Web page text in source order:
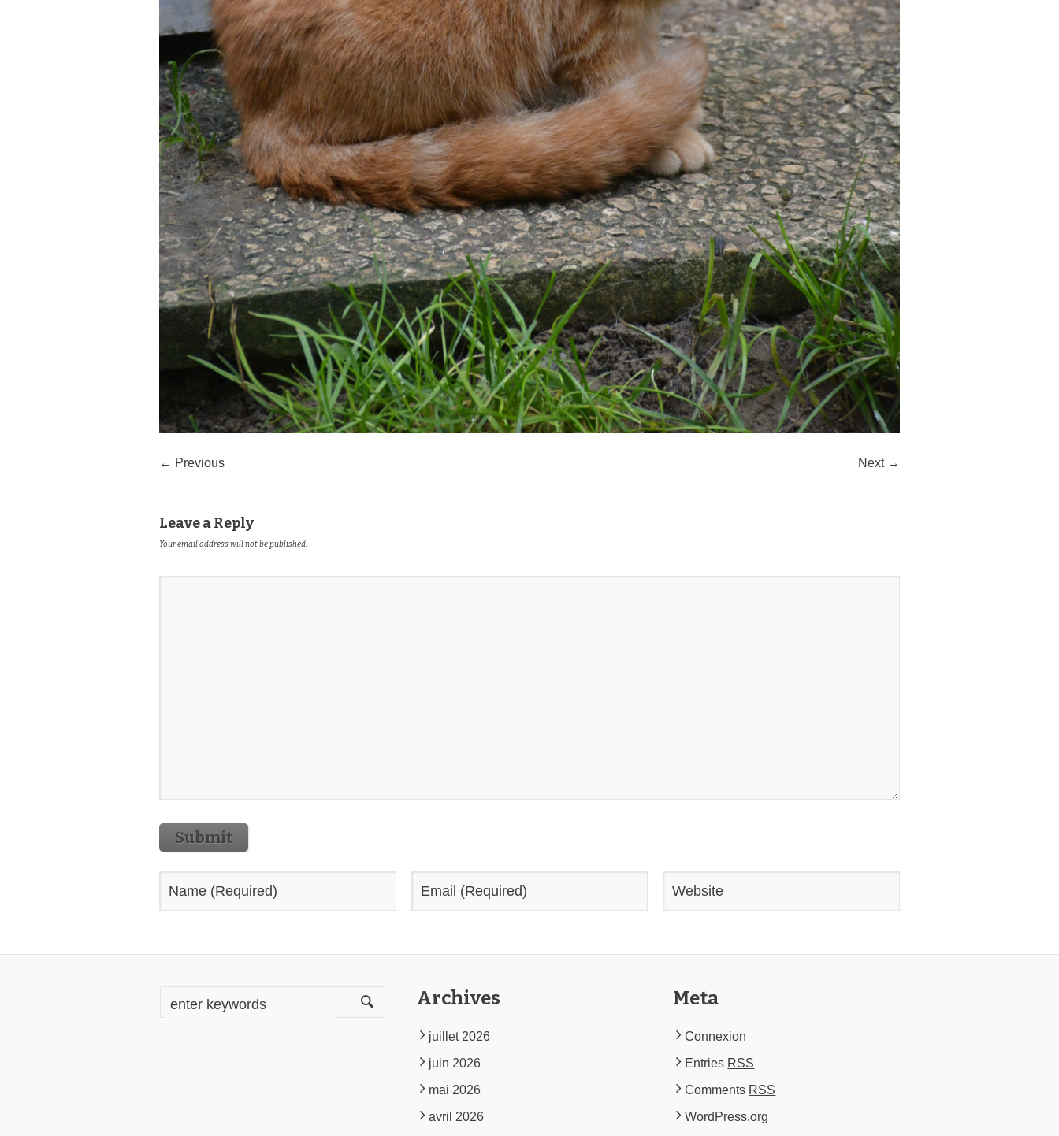
← Previous Next →
Leave a Reply
Your email address will not be published.
Submit
Archives
juillet 2026
juin 2026
mai 2026
avril 2026
Meta
Connexion
Entries RSS
Comments RSS
WordPress.org